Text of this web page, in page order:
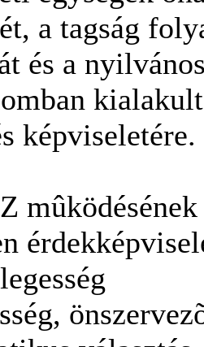
a tagság
és a
képviseletére.